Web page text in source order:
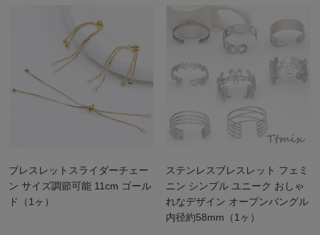
ブレスレットスライダーチェー
ン サイズ調節可能 11cm ゴール
ド（1ヶ）
ステンレスブレスレット フェミ
ニン シンプル ユニーク おしゃ
れなデザイン オープンバングル
内径約58mm（1ヶ）